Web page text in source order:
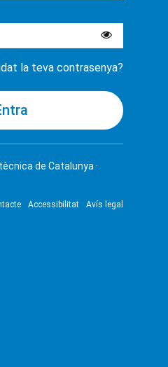
la teva contrasenya?
de Catalunya ·
Accessibilitat Avís legal